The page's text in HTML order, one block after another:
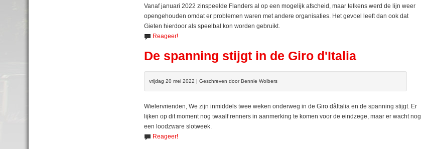
Vanaf januari 2022 zinspeelde Flanders al op een mogelijk afscheid, maar telkens werd de lijn weer
opengehouden omdat er problemen waren met andere organisaties. Het gevoel leeft dan ook dat
Gieten hierdoor als speelbal kon worden gebruikt.
Reageer!
De spanning stijgt in de Giro d'Italia
vrijdag 20 mei 2022 | Geschreven door Bennie Wolbers
Wielervrienden, We zijn inmiddels twee weken onderweg in de Giro dâItalia en de spanning stijgt. Er
lijken op dit moment nog twaalf renners in aanmerking te komen voor de eindzege, maar er wacht nog
een loodzware slotweek.
Reageer!